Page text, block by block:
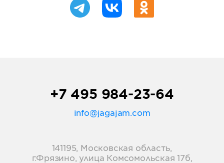
+7 495 984-23-64
info@jagajam.com
141195, Московская область,
г.Фрязино, улица Комсомольская 17б,